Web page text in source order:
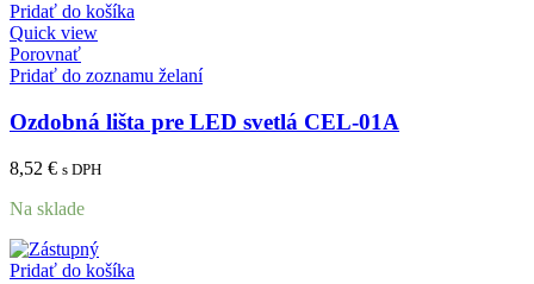
Pridať do košíka
Quick view
Porovnať
Pridať do zoznamu želaní
Ozdobná lišta pre LED svetlá CEL-01A
8,52 € s DPH
Na sklade
Pridať do košíka